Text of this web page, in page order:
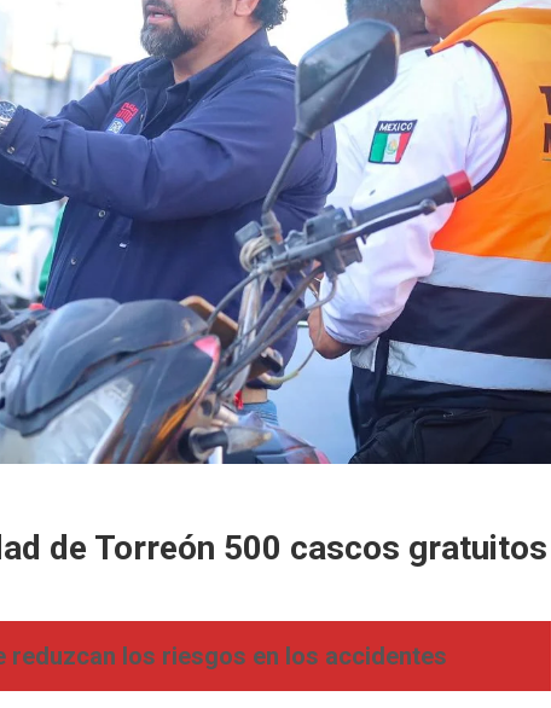
de Torreón 500 cascos gratuitos
reduzcan los riesgos en los accidentes